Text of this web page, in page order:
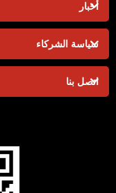
أخبار
سياسة الشركاء
اتصل بنا